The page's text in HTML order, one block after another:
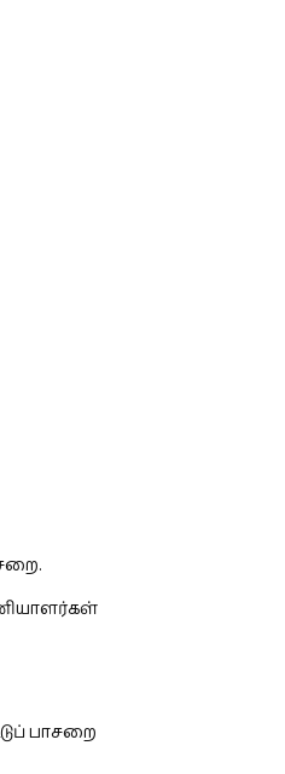
பாசறை